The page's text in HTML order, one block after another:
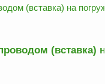
(вставка)